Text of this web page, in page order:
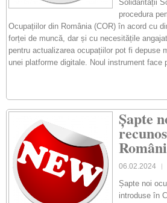
Solidarității
procedura
Ocupațiilor din România (COR) în acord cu
forței de muncă, dar și cu necesitățile
pentru actualizarea ocupațiilor pot fi depuse
unei platforme digitale. Noul instrument face
Șapte
06.02.2024
Șapte noi
introduse în